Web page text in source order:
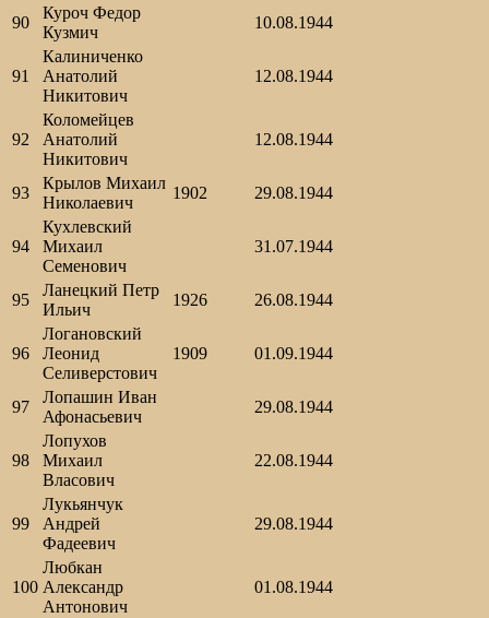
90
Куроч Федор
Кузмич
10.08.1944
91
Калиниченко
Анатолий
Никитович
12.08.1944
92
Коломейцев
Анатолий
Никитович
12.08.1944
93
Крылов Михаил
Николаевич
1902 29.08.1944
94
Кухлевский
Михаил
Семенович
31.07.1944
95
Ланецкий Петр
Ильич
1926 26.08.1944
96
Логановский
Леонид
Селиверстович
1909 01.09.1944
97
Лопашин Иван
Афонасьевич
29.08.1944
98
Лопухов
Михаил
Власович
22.08.1944
99
Лукьянчук
Андрей
Фадеевич
29.08.1944
100
Любкан
Александр
Антонович
01.08.1944